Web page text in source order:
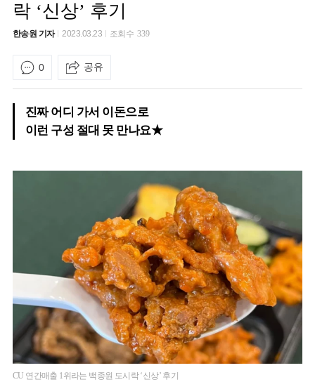
락 ‘신상’ 후기
한송원 기자 2023.03.23 조회수339
0 공유
진짜 어디 가서 이돈으로
이런 구성 절대 못 만나요★
CU 연간매출 1위라는 백종원 도시락 ‘신상’ 후기